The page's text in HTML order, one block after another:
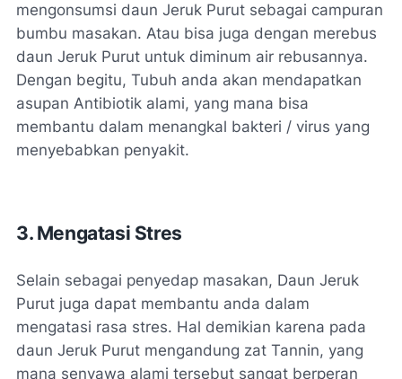
mengonsumsi daun Jeruk Purut sebagai campuran
bumbu masakan. Atau bisa juga dengan merebus
daun Jeruk Purut untuk diminum air rebusannya.
Dengan begitu, Tubuh anda akan mendapatkan
asupan Antibiotik alami, yang mana bisa
membantu dalam menangkal bakteri / virus yang
menyebabkan penyakit.
3. Mengatasi Stres
Selain sebagai penyedap masakan, Daun Jeruk
Purut juga dapat membantu anda dalam
mengatasi rasa stres. Hal demikian karena pada
daun Jeruk Purut mengandung zat Tannin, yang
mana senyawa alami tersebut sangat berperan